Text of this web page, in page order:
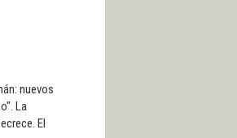
nuevos
La
El